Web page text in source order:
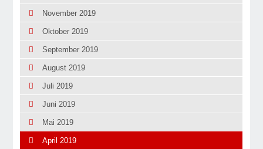
November 2019
Oktober 2019
September 2019
August 2019
Juli 2019
Juni 2019
Mai 2019
April 2019